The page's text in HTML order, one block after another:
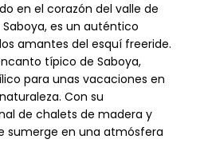
en el corazón del valle de
es un auténtico
amantes del esquí freeride.
típico de Saboya,
para unas vacaciones en
Con su
de chalets de madera y
sumerge en una atmósfera